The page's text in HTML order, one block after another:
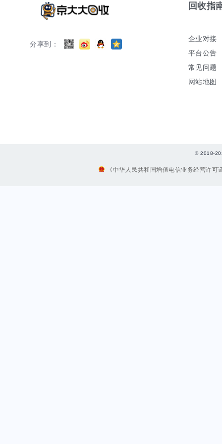
分享到：
回收指
企业对接
平台公告
常见问题
网站地图
© 2018-
《中华人民共和国增值电信业务经营许